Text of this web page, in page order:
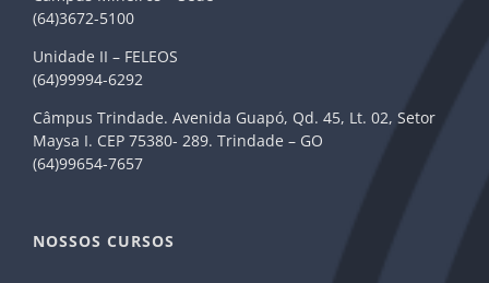
(64)3672-5100
Unidade II – FELEOS
(64)99994-6292
Câmpus Trindade. Avenida Guapó, Qd. 45, Lt. 02, Setor
Maysa I. CEP 75380- 289. Trindade – GO
(64)99654-7657
NOSSOS CURSOS